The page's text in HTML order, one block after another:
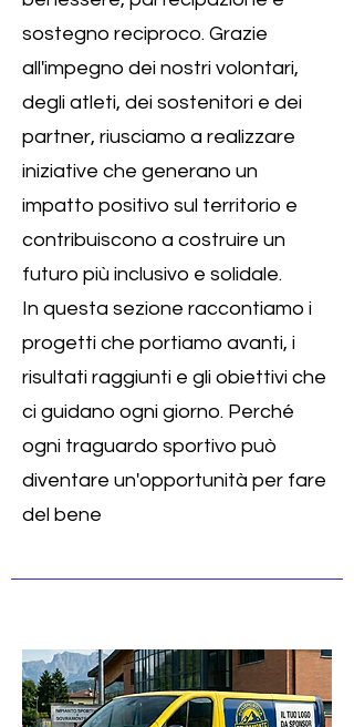
sostegno reciproco. Grazie
all'impegno dei nostri volontari,
degli atleti, dei sostenitori e dei
partner, riusciamo a realizzare
iniziative che generano un
impatto positivo sul territorio e
contribuiscono a costruire un
futuro più inclusivo e solidale.
In questa sezione raccontiamo i
progetti che portiamo avanti, i
risultati raggiunti e gli obiettivi che
ci guidano ogni giorno. Perché
ogni traguardo sportivo può
diventare un'opportunità per fare
del bene